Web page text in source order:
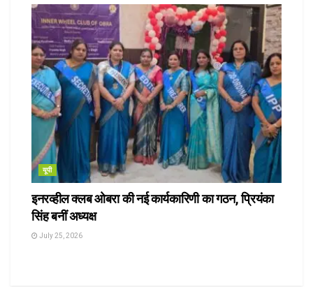
यूपी
इनरव्हील क्लब ओबरा की नई कार्यकारिणी का गठन, प्रियंका
सिंह बनीं अध्यक्ष
July 25, 2026